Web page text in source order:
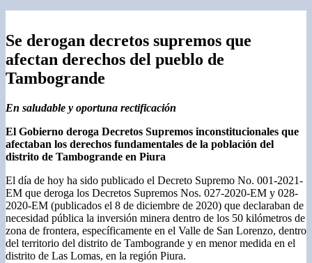
Se derogan decretos supremos que
afectan derechos del pueblo de
Tambogrande
En saludable y oportuna rectificación
El Gobierno deroga Decretos Supremos inconstitucionales que
afectaban los derechos fundamentales de la población del
distrito de Tambogrande en Piura
El día de hoy ha sido publicado el Decreto Supremo No. 001-2021-
EM que deroga los Decretos Supremos Nos. 027-2020-EM y 028-
2020-EM (publicados el 8 de diciembre de 2020) que declaraban de
necesidad pública la inversión minera dentro de los 50 kilómetros de
zona de frontera, específicamente en el Valle de San Lorenzo, dentro
del territorio del distrito de Tambogrande y en menor medida en el
distrito de Las Lomas, en la región Piura.